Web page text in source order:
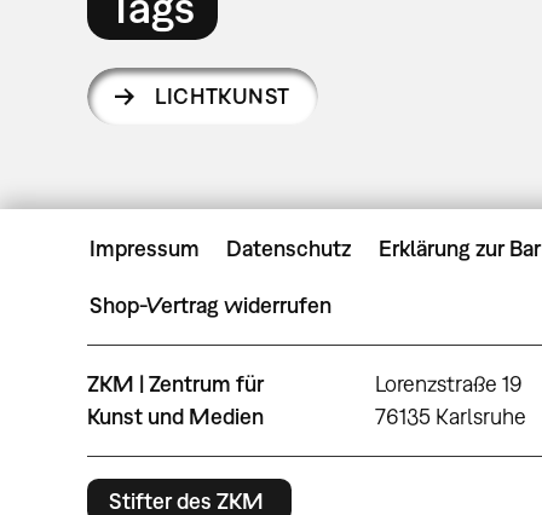
LICHTKUNST
Impressum Datenschutz Erklärung zur
Shop-Vertrag widerrufen
ZKM | Zentrum für
Kunst und Medien
Lorenzstraße 19
76135 Karlsruhe
Stifter des ZKM